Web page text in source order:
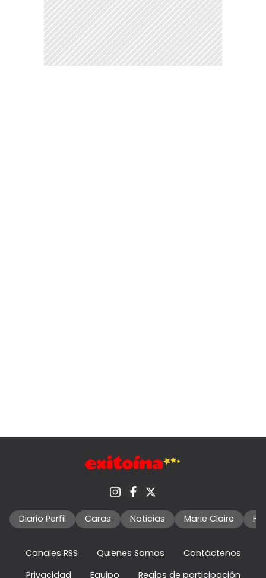
Diario Perfil Caras Noticias Marie Claire
Canales RSS Quienes Somos
Contáctenos
Privacidad
Equipo Reglas de participación